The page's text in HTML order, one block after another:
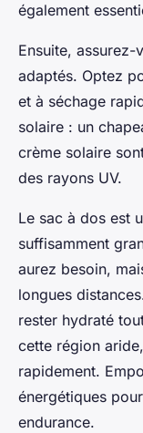
également
Ensuite,
adaptés. Optez
et à séchage
solaire : un
crème solaire
des rayons UV.
Le sac à dos est
suffisamment
aurez besoin,
longues
rester hydraté
cette région
rapidement.
énergétiques
endurance.